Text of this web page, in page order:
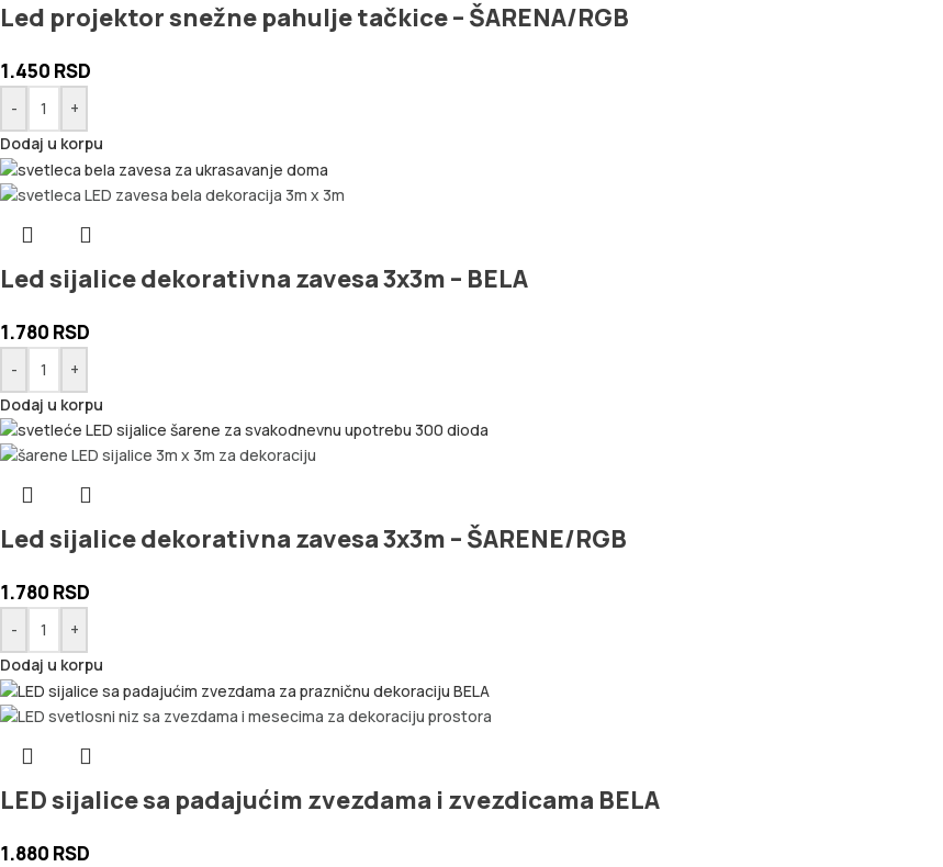
Led projektor snežne pahulje tačkice – ŠARENA/RGB
1.450 RSD
-
+
Dodaj u korpu
Led sijalice dekorativna zavesa 3x3m – BELA
1.780 RSD
-
+
Dodaj u korpu
Led sijalice dekorativna zavesa 3x3m – ŠARENE/RGB
1.780 RSD
-
+
Dodaj u korpu
LED sijalice sa padajućim zvezdama i zvezdicama BELA
1.880 RSD